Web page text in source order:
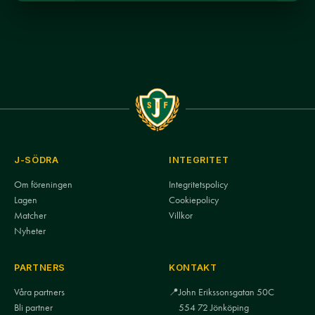
J-SÖDRA
Om föreningen
Lagen
Matcher
Nyheter
INTEGRITET
Integritetspolicy
Cookiepolicy
Villkor
PARTNERS
Våra partners
Bli partner
KONTAKT
📍John Erikssonsgatan 50C
554 72 Jönköping